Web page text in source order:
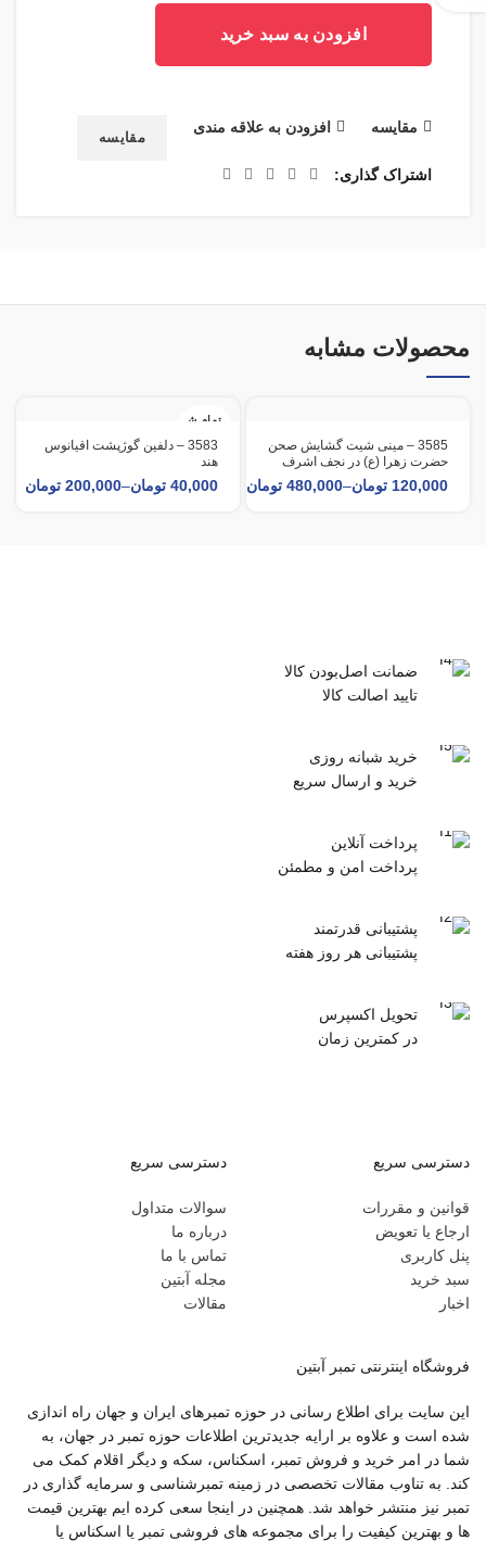
افزودن به سبد خرید
مقایسه افزودن به علاقه مندی
مقایسه
اشتراک گذاری
محصولات مشابه
3585 – مینی شیت گشایش صحن
حضرت زهرا (ع) در نجف اشرف
120,000 تومان–
480,000 تومان
تمام ش
3583 – دلفین گوژپشت اقیانوس
هند
40,000 تومان–
200,000 تومان
ضمانت اصل‌بودن کالا
تایید اصالت کالا
خرید شبانه روزی
خرید و ارسال سریع
پرداخت آنلاین
پرداخت امن و مطمئن
پشتیبانی قدرتمند
پشتیبانی هر روز هفته
تحویل اکسپرس
در کمترین زمان
دسترسی سریع
سوالات متداول
درباره ما
تماس با ما
مجله آبتین
مقالات
دسترسی سریع
قوانین و مقررات
ارجاع یا تعویض
پنل کاربری
سبد خرید
اخبار
فروشگاه اینترنتی تمبر آبتین
این سایت برای اطلاع رسانی در حوزه تمبرهای ایران و جهان راه اندازی
شده است و علاوه بر ارایه جدیدترین اطلاعات حوزه تمبر در جهان، به
شما در امر خرید و فروش تمبر، اسکناس، سکه و دیگر اقلام کمک می
کند. به تناوب مقالات تخصصی در زمینه تمبرشناسی و سرمایه گذاری در
تمبر نیز منتشر خواهد شد. همچنین در اینجا سعی کرده ایم بهترین قیمت
ها و بهترین کیفیت را برای مجموعه های فروشی تمبر یا اسکناس یا